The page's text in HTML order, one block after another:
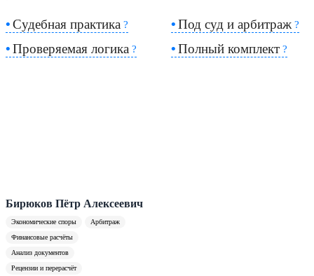
Судебная практика ? Под суд и арбитраж ?
Проверяемая логика ? Полный комплект ?
Бирюков Пётр Алексеевич
Экономические споры
Арбитраж
Финансовые расчёты
Анализ документов
Рецензии и перерасчёт